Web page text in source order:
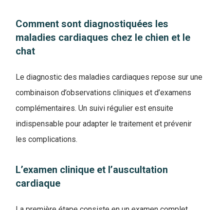
Comment sont diagnostiquées les
maladies cardiaques chez le chien et le
chat
Le diagnostic des maladies cardiaques repose sur une
combinaison d’observations cliniques et d’examens
complémentaires. Un suivi régulier est ensuite
indispensable pour adapter le traitement et prévenir
les complications.
L’examen clinique et l’auscultation
cardiaque